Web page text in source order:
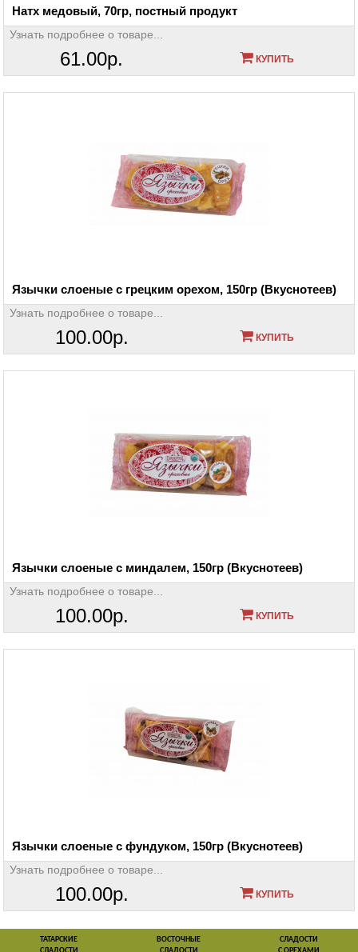
Натх медовый, 70гр, постный продукт
Узнать подробнее о товаре...
61.00р. КУПИТЬ
Язычки слоеные с грецким орехом, 150гр (Вкуснотеев)
Узнать подробнее о товаре...
100.00р. КУПИТЬ
Язычки слоеные с миндалем, 150гр (Вкуснотеев)
Узнать подробнее о товаре...
100.00р. КУПИТЬ
Язычки слоеные с фундуком, 150гр (Вкуснотеев)
Узнать подробнее о товаре...
100.00р. КУПИТЬ
ТАТАРСКИЕ
ВОСТОЧНЫЕ
СЛАДОСТИ